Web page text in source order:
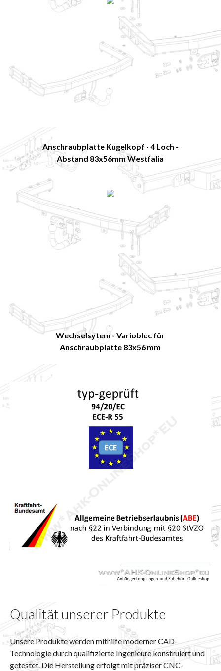
Anschraubplatte Kugelkopf - 4 Loch -
Abstand 83x56mm Westfalia
Wechselsytem - Variobloc für
Anschraubplatte 83x56 mm
Qualität unserer Produkte
Unsere Produkte werden mithilfe moderner CAD-
Technologie durch qualifizierte Ingenieure konstruiert und
getestet. Die Herstellung erfolgt mit präziser CNC-